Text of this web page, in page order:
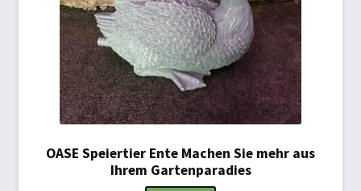
OASE Speiertier Ente Machen Sie mehr aus
Ihrem Gartenparadies